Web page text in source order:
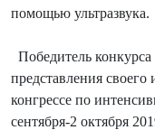
помощью ультразвука.
Победитель
представления
конгрессе по
сентября-2 октября